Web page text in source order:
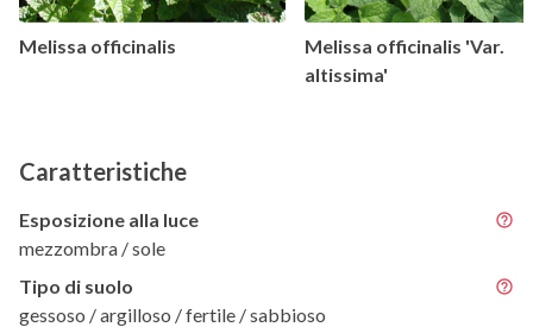
Melissa officinalis
Melissa officinalis 'Var.
altissima'
Caratteristiche
Esposizione alla luce
mezzombra / sole
Tipo di suolo
gessoso / argilloso / fertile / sabbioso